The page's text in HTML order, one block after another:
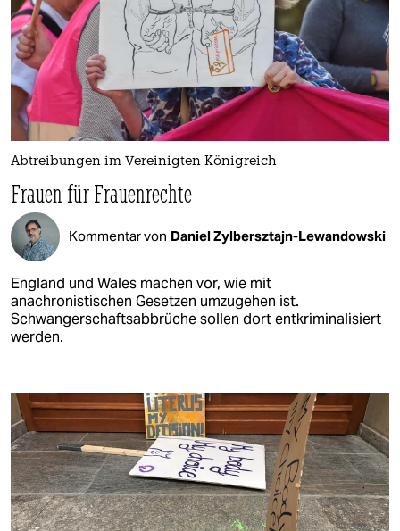
Abtreibungen im Vereinigten Königreich
Frauen für Frauenrechte
Kommentar von Daniel Zylbersztajn-Lewandowski
England und Wales machen vor, wie mit
anachronistischen Gesetzen umzugehen ist.
Schwangerschaftsabbrüche sollen dort entkriminalisiert
werden.